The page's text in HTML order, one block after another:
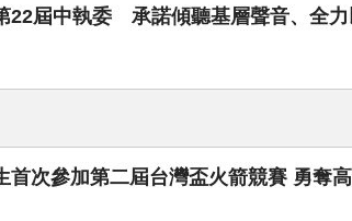
22屆中執委 承諾傾聽基層聲音、全力
首次參加第二屆台灣盃火箭競賽 勇奪